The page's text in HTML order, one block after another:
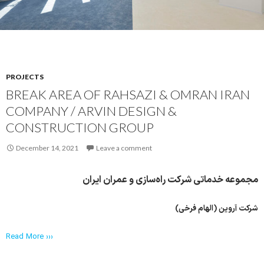
PROJECTS
BREAK AREA OF RAHSAZI & OMRAN IRAN
COMPANY / ARVIN DESIGN &
CONSTRUCTION GROUP
December 14, 2021 Leave a comment
مجموعه خدماتی شرکت راه‌سازی و عمران ایران
شرکت آروین (الهام فرخی)
Read More ›››